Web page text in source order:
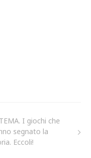
I giochi che
segnato la
Eccoli!